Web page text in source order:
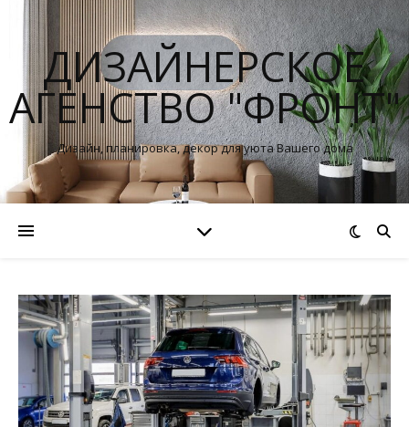
ДИЗАЙНЕРСКОЕ
АГЕНСТВО "ФРОНТ"
Дизайн, планировка, декор для уюта Вашего дома